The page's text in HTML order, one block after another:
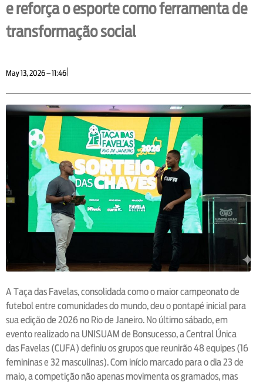
e reforça o esporte como ferramenta de
transformação social
May 13, 2026 – 11:46
A Taça das Favelas, consolidada como o maior campeonato de
futebol entre comunidades do mundo, deu o pontapé inicial para
sua edição de 2026 no Rio de Janeiro. No último sábado, em
evento realizado na UNISUAM de Bonsucesso, a Central Única
das Favelas (CUFA) definiu os grupos que reunirão 48 equipes (16
femininas e 32 masculinas). Com início marcado para o dia 23 de
maio, a competição não apenas movimenta os gramados, mas